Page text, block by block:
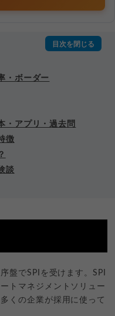
・ボーダー
・アプリ・過去問
徴
談
盤でSPIを受けます。SPI
トマネジメントソリュー
くの企業が採用に使って